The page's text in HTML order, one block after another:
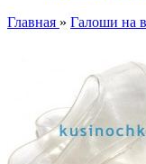
Главная » Галоши на